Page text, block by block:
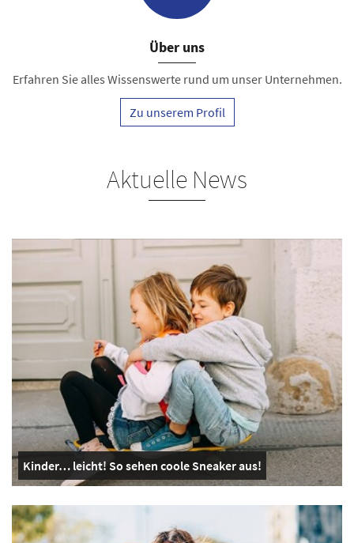
Über uns
Erfahren Sie alles Wissenswerte rund um unser Unternehmen.
Zu unserem Profil
Aktuelle News
Kinder… leicht! So sehen coole Sneaker aus!